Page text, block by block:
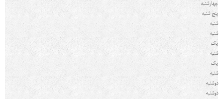
چهارشنبه
پنج شنبه
شنبه
شنبه
یک
شنبه
یک
شنبه
دوشنبه
دوشنبه